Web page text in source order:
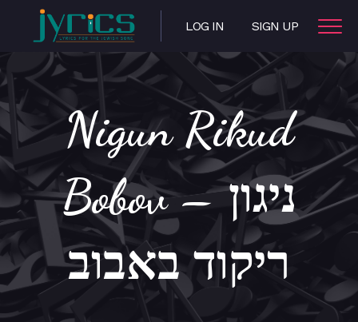
LOG IN SIGN UP
Nigun Rikud
Bobov – ניגון
ריקוד באבוב